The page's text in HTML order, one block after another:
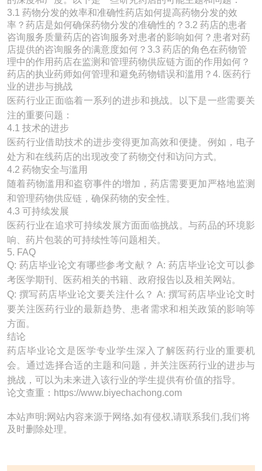
3.1 药物分发的效率和准确性药店如何提高药物分发的效
率？药店是如何确保药物分发的准确性的？3.2 药店的患者
咨询服务质量药店的咨询服务对患者的影响如何？患者对药
店提供的咨询服务的满意度如何？3.3 药店的角色在药物管
理中的作用药店在监测和管理药物供应链方面的作用如何？
药店的执业药师如何管理和避免药物错误和滥用？4. 医药行
业的进步与挑战
医药行业正面临着一系列的进步和挑战。以下是一些需要关
注的重要问题：
4.1 技术的进步
医药行业借助技术的进步变得更加高效和便捷。例如，电子
处方和在线药店的出现改变了药物交付和访问方式。
4.2 药物安全与滥用
随着药物滥用和盗窃事件的增加，药店需要更加严格地监测
和管理药物供应链，确保药物的安全性。
4.3 可持续发展
医药行业在追求可持续发展方面面临挑战。与药品的环境影
响、药片包装的可持续性等问题相关。
5. FAQ
Q: 药店毕业论文有哪些参考文献？ A: 药店毕业论文可以参
考医学期刊、医药相关的书籍、政府报告以及相关网站。
Q: 撰写药店毕业论文要关注什么？ A: 撰写药店毕业论文时
要关注医药行业的最新趋势、患者需求和相关政策的影响等
方面。
结论
药店毕业论文是医学专业学生深入了解医药行业的重要机
会。通过选择合适的主题和问题，并关注医药行业的进步与
挑战，可以为未来进入该行业的学生提供有价值的指导。
论文查重：https://www.biyechachong.com
本站声明:网站内容来源于网络,如有侵权,请联系我们,我们将
及时删除处理。